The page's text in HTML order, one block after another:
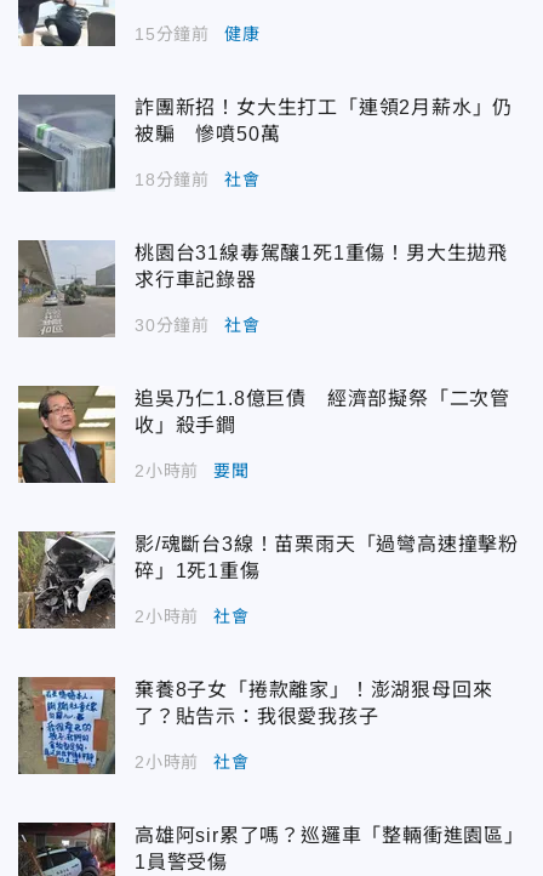
15分鐘前 健康
詐團新招！女大生打工「連領2月薪水」仍
被騙 慘噴50萬
18分鐘前 社會
桃園台31線毒駕釀1死1重傷！男大生拋飛
求行車記錄器
30分鐘前 社會
追吳乃仁1.8億巨債 經濟部擬祭「二次管
收」殺手鐧
2小時前 要聞
影/魂斷台3線！苗栗雨天「過彎高速撞擊粉
碎」1死1重傷
2小時前 社會
棄養8子女「捲款離家」！澎湖狠母回來
了？貼告示：我很愛我孩子
2小時前 社會
高雄阿sir累了嗎？巡邏車「整輛衝進園區」
1員警受傷